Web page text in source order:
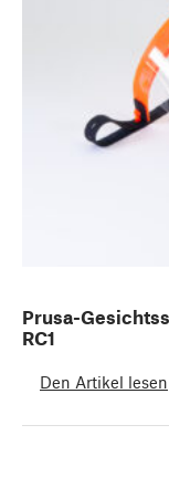
Prusa-
RC1
Den Artikel lesen